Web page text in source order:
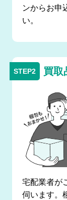
ンからお申
い。
買取
宅配業者が
伺います。